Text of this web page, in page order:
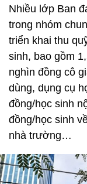
Nhiều lớp Ban
trong nhóm
triển khai thu
sinh, bao gồm
nghìn đồng cô
dùng, dụng cụ
đồng/học sinh
đồng/học sinh
nhà trường…